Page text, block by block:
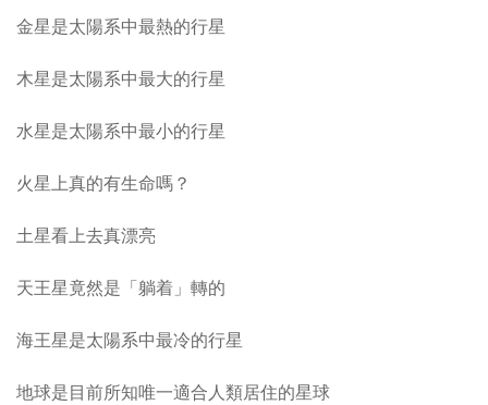
金星是太陽系中最熱的行星
木星是太陽系中最大的行星
水星是太陽系中最小的行星
火星上真的有生命嗎？
土星看上去真漂亮
天王星竟然是「躺着」轉的
海王星是太陽系中最冷的行星
地球是目前所知唯一適合人類居住的星球